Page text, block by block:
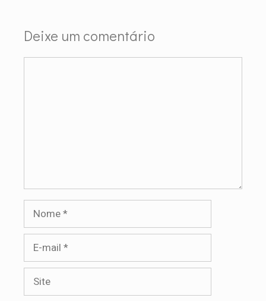
Deixe um comentário
Nome
Site